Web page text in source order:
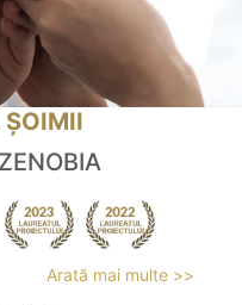
ȘOIMII
Arată mai multe >>